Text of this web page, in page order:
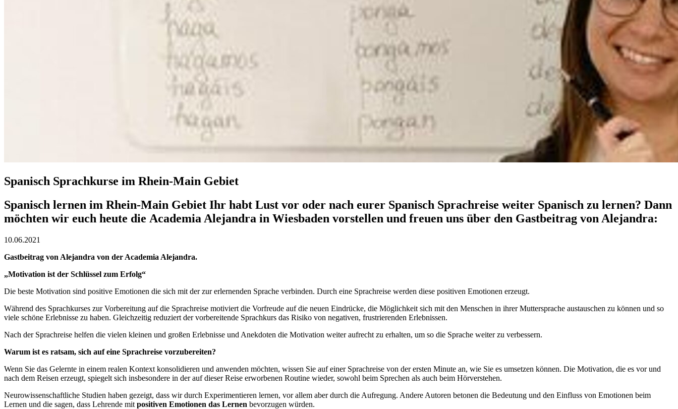
Spanisch Sprachkurse im Rhein-Main Gebiet
Spanisch lernen im Rhein-Main Gebiet Ihr habt Lust vor oder nach eurer Spanisch Sprachreise weiter Spanisch zu lernen? Dann
möchten wir euch heute die Academia Alejandra in Wiesbaden vorstellen und freuen uns über den Gastbeitrag von Alejandra:
10.06.2021
Gastbeitrag von Alejandra von der Academia Alejandra.
„Motivation ist der Schlüssel zum Erfolg“
Die beste Motivation sind positive Emotionen die sich mit der zur erlernenden Sprache verbinden. Durch eine Sprachreise werden diese positiven Emotionen erzeugt.
Während des Sprachkurses zur Vorbereitung auf die Sprachreise motiviert die Vorfreude auf die neuen Eindrücke, die Möglichkeit sich mit den Menschen in ihrer Muttersprache austauschen zu können und so
viele schöne Erlebnisse zu haben. Gleichzeitig reduziert der vorbereitende Sprachkurs das Risiko von negativen, frustrierenden Erlebnissen.
Nach der Sprachreise helfen die vielen kleinen und großen Erlebnisse und Anekdoten die Motivation weiter aufrecht zu erhalten, um so die Sprache weiter zu verbessern.
Warum ist es ratsam, sich auf eine Sprachreise vorzubereiten?
Wenn Sie das Gelernte in einem realen Kontext konsolidieren und anwenden möchten, wissen Sie auf einer Sprachreise von der ersten Minute an, wie Sie es umsetzen können. Die Motivation, die es vor und
nach dem Reisen erzeugt, spiegelt sich insbesondere in der auf dieser Reise erworbenen Routine wieder, sowohl beim Sprechen als auch beim Hörverstehen.
Neurowissenschaftliche Studien haben gezeigt, dass wir durch Experimentieren lernen, vor allem aber durch die Aufregung. Andere Autoren betonen die Bedeutung und den Einfluss von Emotionen beim
Lernen und die sagen, dass Lehrende mit positiven Emotionen das Lernen bevorzugen würden.